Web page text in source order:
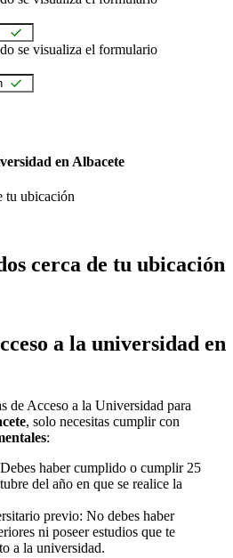
se visualiza el formulario
en Albacete
tu ubicación
cerca de tu ubicación
a la universidad en
de Acceso a la Universidad para
, solo necesitas cumplir con
:
haber cumplido o cumplir 25
del año en que se realice la
previo: No debes haber
ni poseer estudios que te
a la universidad.